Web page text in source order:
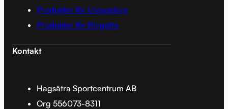
Produkter för Utespelare
Produkter för Ringette
Kontakt
Hagsätra Sportcentrum AB
Org 556073-8311